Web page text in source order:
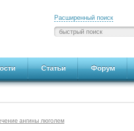
Расширенный поиск
Статьи Форум
ангины люголем